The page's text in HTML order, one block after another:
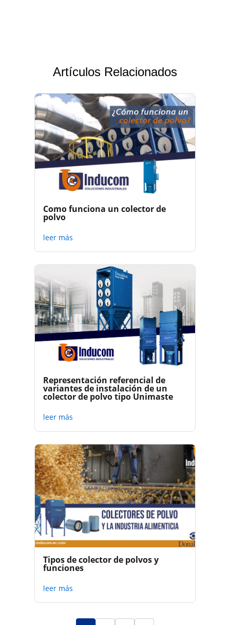
Artículos Relacionados
Como funciona un colector de
polvo
leer más
Representación referencial de
variantes de instalación de un
colector de polvo tipo Unimaste
leer más
Tipos de colector de polvos y
funciones
leer más